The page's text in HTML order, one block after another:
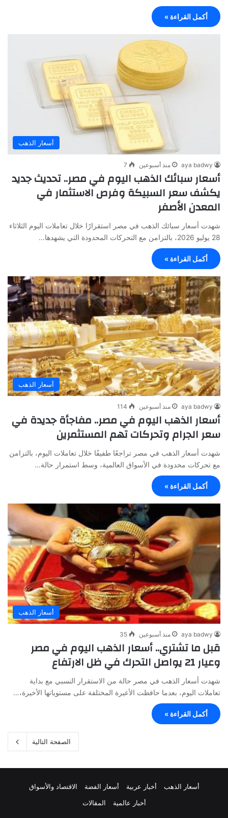
أكمل القراءة »
أسعار الذهب
aya badwy منذ أسبوعين 7
أسعار سبائك الذهب اليوم في مصر.. تحديث جديد
يكشف سعر السبيكة وفرص الاستثمار في
المعدن الأصفر
شهدت أسعار سبائك الذهب في مصر استقرارًا خلال تعاملات اليوم الثلاثاء
28 يوليو 2026، بالتزامن مع التحركات المحدودة التي يشهدها…
أكمل القراءة »
أسعار الذهب
aya badwy منذ أسبوعين 114
أسعار الذهب اليوم في مصر.. مفاجأة جديدة في
سعر الجرام وتحركات تهم المستثمرين
شهدت أسعار الذهب في مصر تراجعًا طفيفًا خلال تعاملات اليوم، بالتزامن
مع تحركات محدودة في الأسواق العالمية، وسط استمرار حالة…
أكمل القراءة »
أسعار الذهب
aya badwy منذ أسبوعين 35
قبل ما تشتري.. أسعار الذهب اليوم في مصر
وعيار 21 يواصل التحرك في ظل الارتفاع
شهدت أسعار الذهب في مصر حالة من الاستقرار النسبي مع بداية
تعاملات اليوم، بعدما حافظت الأعيرة المختلفة على مستوياتها الأخيرة،…
أكمل القراءة »
الصفحة التالية
أسعار الذهب أخبار عربية أسعار الفضة
الاقتصاد والأسواق
أخبار عالمية
المقالات